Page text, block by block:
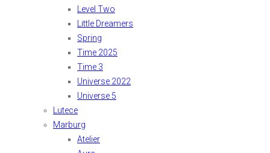
Level Two
Little Dreamers
Spring
Time 2025
Time 3
Universe 2022
Universe 5
Lutece
Marburg
Atelier